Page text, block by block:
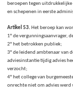
beroepen tegen uitdrukkelijke
en schepenen in eerste
Artikel 53. Het beroep kan
1° de vergunningsaanvrager,
2° het betrokken publiek;
3° de leidend ambtenaar van
adviesinstantie tijdig advies
verzocht;
4° het college van
onrechte niet om advies werd